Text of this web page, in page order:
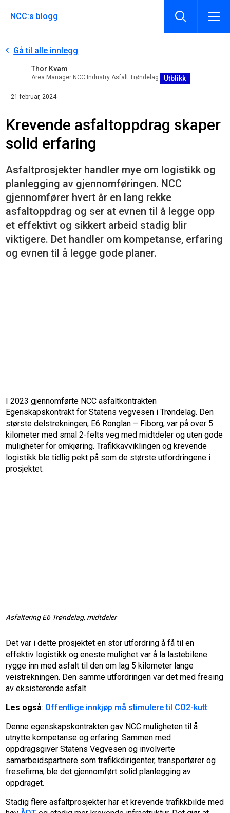
NCC:s blogg
Gå til alle innlegg
Thor Kvam
Area Manager NCC Industry Asfalt Trøndelag Utblikk
21 februar, 2024
Krevende asfaltoppdrag skaper
solid erfaring
Asfaltprosjekter handler mye om logistikk og
planlegging av gjennomføringen. NCC
gjennomfører hvert år en lang rekke
asfaltoppdrag og ser at evnen til å legge opp
et effektivt og sikkert arbeid stadig blir
viktigere. Det handler om kompetanse, erfaring
og evnen til å legge gode planer.
I 2023 gjennomførte NCC asfaltkontrakten
Egenskapskontrakt for Statens vegvesen i Trøndelag. Den
største delstrekningen, E6 Ronglan – Fiborg, var på over 5
kilometer med smal 2-felts veg med midtdeler og uten gode
muligheter for omkjøring. Trafikkavviklingen og krevende
logistikk ble tidlig pekt på som de største utfordringene i
prosjektet.
Asfaltering E6 Trøndelag, midtdeler
Det var i dette prosjektet en stor utfordring å få til en
effektiv logistikk og eneste mulighet var å la lastebilene
rygge inn med asfalt til den om lag 5 kilometer lange
veistrekningen. Den samme utfordringen var det med fresing
av eksisterende asfalt.
Les også: Offentlige innkjøp må stimulere til CO2-kutt
Denne egenskapskontrakten gav NCC muligheten til å
utnytte kompetanse og erfaring. Sammen med
oppdragsgiver Statens Vegvesen og involverte
samarbeidspartnere som trafikkdirigenter, transportører og
fresefirma, ble det gjennomført solid planlegging av
oppdraget.
Stadig flere asfaltprosjekter har et krevende trafikkbilde med